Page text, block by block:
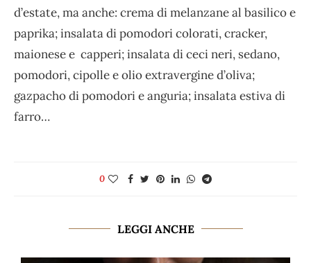
d’estate, ma anche: crema di melanzane al basilico e
paprika; insalata di pomodori colorati, cracker,
maionese e capperi; insalata di ceci neri, sedano,
pomodori, cipolle e olio extravergine d’oliva;
gazpacho di pomodori e anguria; insalata estiva di
farro…
0
LEGGI ANCHE